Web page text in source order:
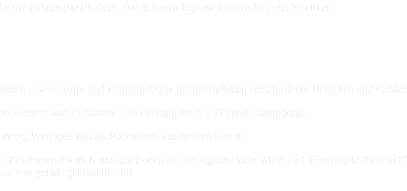
der Führungskraft allein. Die richtigen Impulse können hier viel bewirken.
sowie Teams und Führungskräfte in Unternehmen verschiedener Branchen und Größen.
Vorträgen und als Podcasterin am meisten fesselt.
was gerade gebraucht wird.